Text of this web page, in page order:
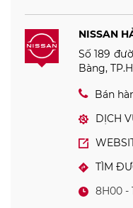
NISSAN
Số 189
Bàng,
Bán
DỊCH
TÌM
8H00 -